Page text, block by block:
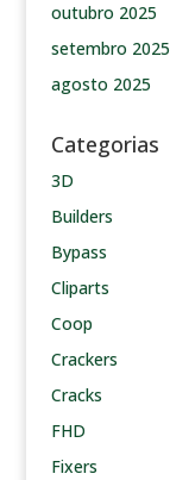
outubro 2025
setembro 2025
agosto 2025
Categorias
3D
Builders
Bypass
Cliparts
Coop
Crackers
Cracks
FHD
Fixers